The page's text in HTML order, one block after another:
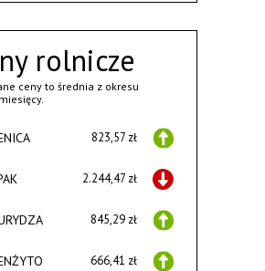
rolnicze
ceny to średnia z okresu
823,57 zł
2.244,47 zł
845,29 zł
666,41 zł